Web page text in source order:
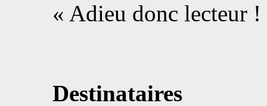
« Adieu donc lecteur !
Destinataires